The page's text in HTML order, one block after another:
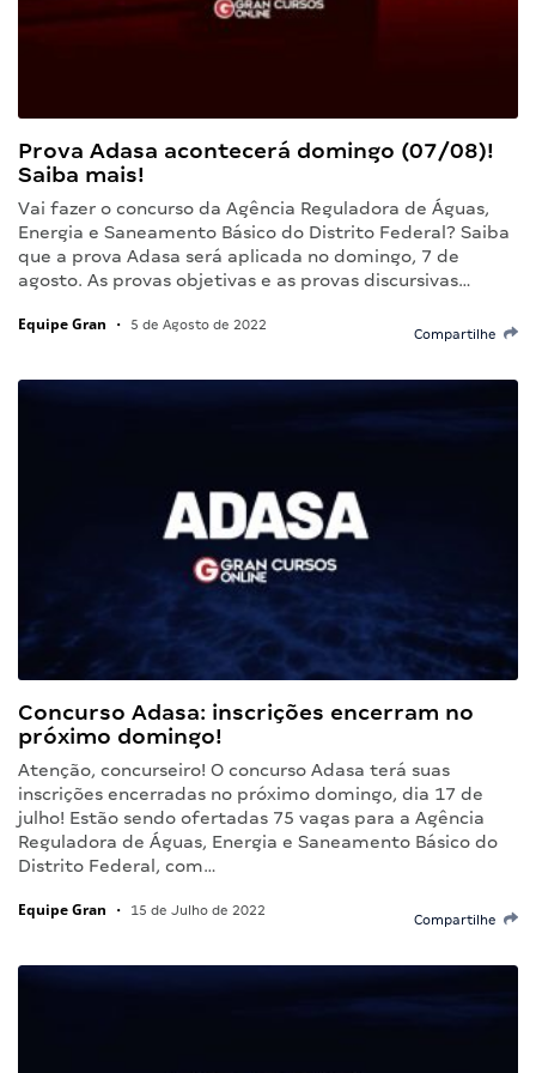
Prova Adasa acontecerá domingo (07/08)!
Saiba mais!
Vai fazer o concurso da Agência Reguladora de Águas,
Energia e Saneamento Básico do Distrito Federal? Saiba
que a prova Adasa será aplicada no domingo, 7 de
agosto. As provas objetivas e as provas discursivas…
Equipe Gran • 5 de Agosto de 2022
Compartilhe
Concurso Adasa: inscrições encerram no
próximo domingo!
Atenção, concurseiro! O concurso Adasa terá suas
inscrições encerradas no próximo domingo, dia 17 de
julho! Estão sendo ofertadas 75 vagas para a Agência
Reguladora de Águas, Energia e Saneamento Básico do
Distrito Federal, com…
Equipe Gran • 15 de Julho de 2022
Compartilhe